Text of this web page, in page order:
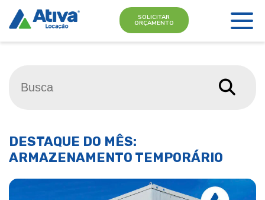
SOLICITAR
ORÇAMENTO
DESTAQUE DO MÊS:
ARMAZENAMENTO TEMPORÁRIO